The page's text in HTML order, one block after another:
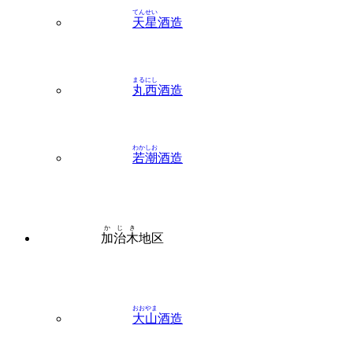
天星
てんせい
酒造
丸西
まるにし
酒造
若潮
わかしお
酒造
加治木
かじき
地区
大山
おおやま
酒造